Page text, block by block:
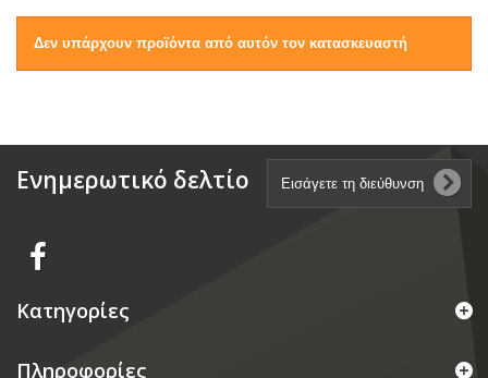
Δεν υπάρχουν προϊόντα από αυτόν τον κατασκευαστή
Ενημερωτικό δελτίο
Κατηγορίες
Πληροφορίες